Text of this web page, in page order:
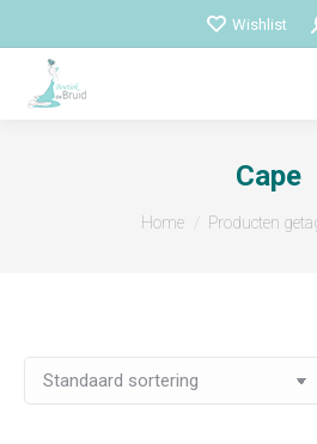
Wishlist
Cape
Je bent hier:
Home Producten